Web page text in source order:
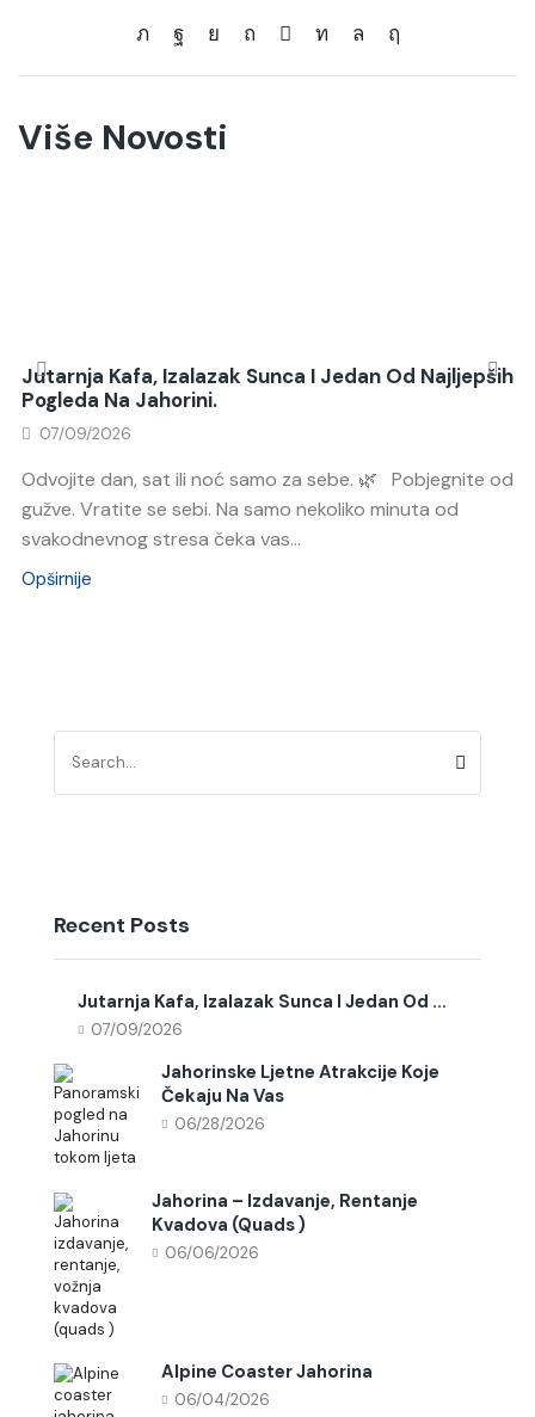
Više Novosti
Jutarnja Kafa, Izalazak Sunca I Jedan Od Najljepših
Pogleda Na Jahorini.
07/09/2026
Odvojite dan, sat ili noć samo za sebe. 🌿 Pobjegnite od
gužve. Vratite se sebi. Na samo nekoliko minuta od
svakodnevnog stresa čeka vas...
Opširnije
Recent Posts
Jutarnja Kafa, Izalazak Sunca I Jedan Od ...
07/09/2026
Jahorinske Ljetne Atrakcije Koje
Čekaju Na Vas
06/28/2026
Jahorina – Izdavanje, Rentanje
Kvadova (quads )
06/06/2026
Alpine Coaster Jahorina
06/04/2026